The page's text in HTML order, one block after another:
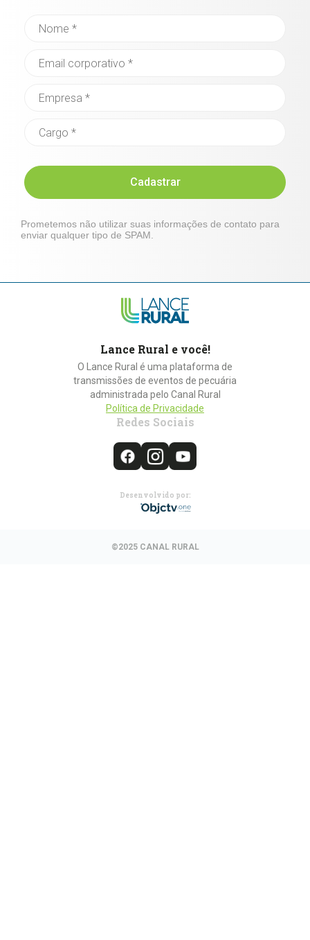
Cadastrar
Prometemos não utilizar suas informações de contato para
enviar qualquer tipo de SPAM.
Lance Rural e você!
O Lance Rural é uma plataforma de
transmissões de eventos de pecuária
administrada pelo Canal Rural
Política de Privacidade
Redes Sociais
Desenvolvido por:
©2025 CANAL RURAL